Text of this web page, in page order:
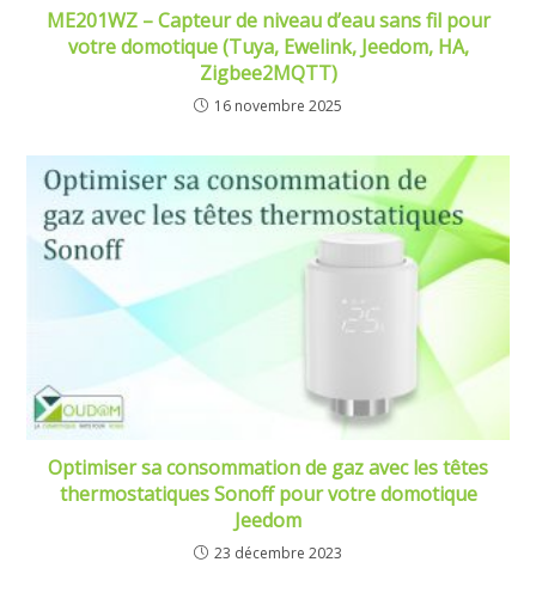
ME201WZ – Capteur de niveau d’eau sans fil pour
votre domotique (Tuya, Ewelink, Jeedom, HA,
Zigbee2MQTT)
16 novembre 2025
Optimiser sa consommation de gaz avec les têtes
thermostatiques Sonoff pour votre domotique
Jeedom
23 décembre 2023